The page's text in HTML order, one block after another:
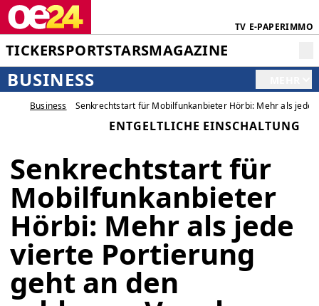
TV E-PAPERIMMO
TICKERSPORTSTARSMAGAZINE
BUSINESS
Business Senkrechtstart für Mobilfunkanbieter Hörbi: Mehr als jede
ENTGELTLICHE EINSCHALTUNG
Senkrechtstart für
Mobilfunkanbieter
Hörbi: Mehr als jede
vierte Portierung
geht an den